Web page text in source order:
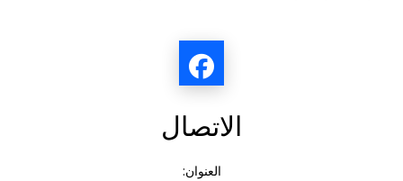
الاتصال
العنوان: